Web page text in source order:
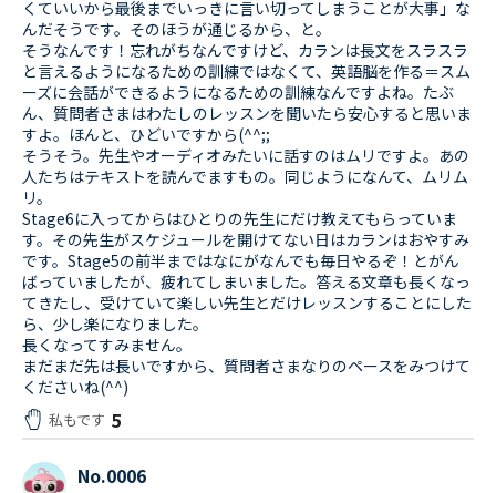
くていいから最後までいっきに言い切ってしまうことが大事」な
んだそうです。そのほうが通じるから、と。
そうなんです！忘れがちなんですけど、カランは長文をスラスラ
と言えるようになるための訓練ではなくて、英語脳を作る＝スム
ーズに会話ができるようになるための訓練なんですよね。たぶ
ん、質問者さまはわたしのレッスンを聞いたら安心すると思いま
すよ。ほんと、ひどいですから(^^;;
そうそう。先生やオーディオみたいに話すのはムリですよ。あの
人たちはテキストを読んでますもの。同じようになんて、ムリム
リ。
Stage6に入ってからはひとりの先生にだけ教えてもらっていま
す。その先生がスケジュールを開けてない日はカランはおやすみ
です。Stage5の前半まではなにがなんでも毎日やるぞ！とがん
ばっていましたが、疲れてしまいました。答える文章も長くなっ
てきたし、受けていて楽しい先生とだけレッスンすることにした
ら、少し楽になりました。
長くなってすみません。
まだまだ先は長いですから、質問者さまなりのペースをみつけて
くださいね(^^)
私もです 5
No.0006